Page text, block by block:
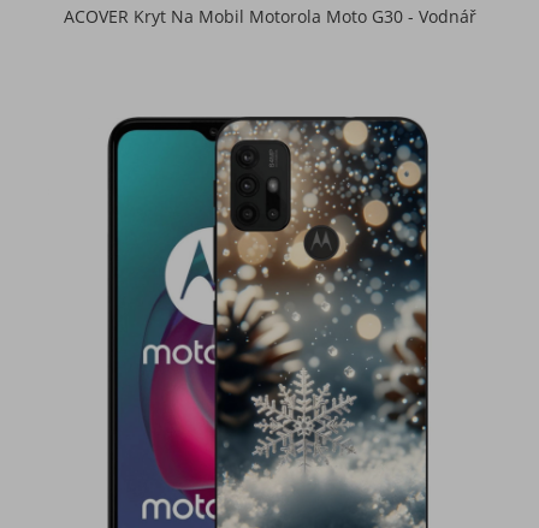
ACOVER Kryt Na Mobil Motorola Moto G30 - Vodnář